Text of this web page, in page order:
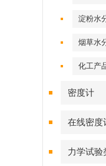
淀粉水
烟草水
化工产
密度计
在线密度
力学试验